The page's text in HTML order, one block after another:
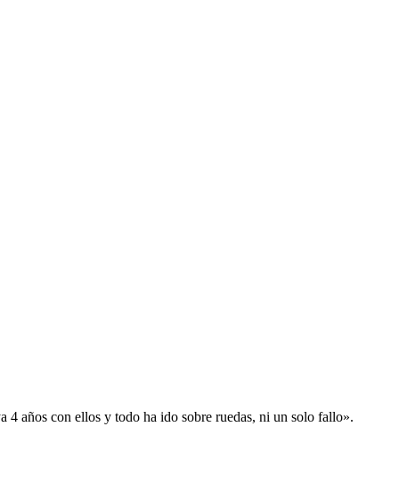
años con ellos y todo ha ido sobre ruedas, ni un solo fallo».